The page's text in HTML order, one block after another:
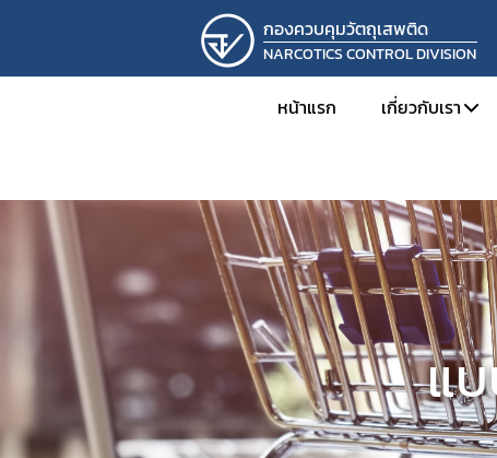
กองควบคุมวัตถุเสพติด
NARCOTICS CONTROL DIVISION
หน้าแรก เกี่ยวกับเรา
ทำเนียบผู้บ
โครงสร้าง
ภารกิจและ
ผลการดำเ
การดำเนิน
รางวัลที่กอ
ภาพกิจกร
ติดต่อเรา
แ